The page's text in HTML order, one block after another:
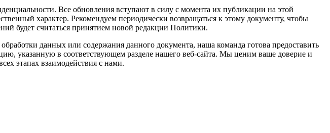
Все обновления вступают в силу с момента их публикации на этой
характер. Рекомендуем периодически возвращаться к этому документу, чтобы
будет считаться принятием новой редакции Политики.
данных или содержания данного документа, наша команда готова предоставить
указанную в соответствующем разделе нашего веб-сайта. Мы ценим ваше доверие и
этапах взаимодействия с нами.